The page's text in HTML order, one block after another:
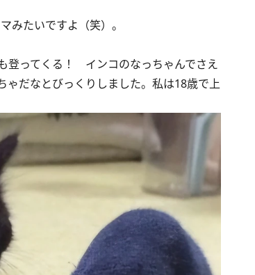
みたいですよ（笑）。
登ってくる！ インコのなっちゃんでさえ
だなとびっくりしました。私は18歳で上